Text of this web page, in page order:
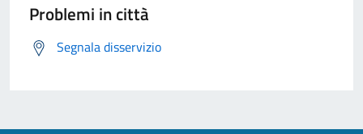
Problemi in città
Segnala disservizio